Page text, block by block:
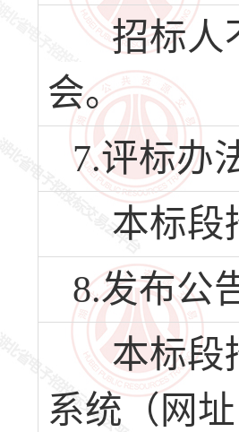
招标人
会。
7.评标办
本标段
8.发布公
本标段
系统（网